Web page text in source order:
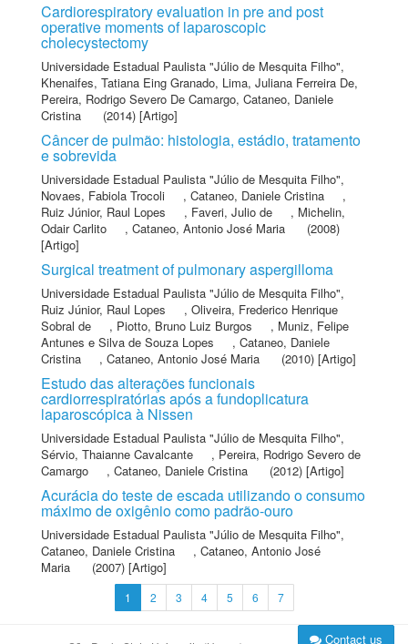
Cardiorespiratory evaluation in pre and post
operative moments of laparoscopic
cholecystectomy
Universidade Estadual Paulista "Júlio de Mesquita Filho",
Khenaifes, Tatiana Eing Granado, Lima, Juliana Ferreira De,
Pereira, Rodrigo Severo De Camargo, Cataneo, Daniele
Cristina
(2014) [Artigo]
Câncer de pulmão: histologia, estádio, tratamento
e sobrevida
Universidade Estadual Paulista "Júlio de Mesquita Filho",
Novaes, Fabiola Trocoli
, Cataneo, Daniele Cristina
,
Ruiz Júnior, Raul Lopes
, Faveri, Julio de , Michelin,
Odair Carlito
, Cataneo, Antonio José Maria
(2008)
[Artigo]
Surgical treatment of pulmonary aspergilloma
Universidade Estadual Paulista "Júlio de Mesquita Filho",
Ruiz Júnior, Raul Lopes
, Oliveira, Frederico Henrique
Sobral de
, Piotto, Bruno Luiz Burgos , Muniz, Felipe
Antunes e Silva de Souza Lopes
, Cataneo, Daniele
Cristina
, Cataneo, Antonio José Maria (2010) [Artigo]
Estudo das alterações funcionais
cardiorrespiratórias após a fundoplicatura
laparoscópica à Nissen
Universidade Estadual Paulista "Júlio de Mesquita Filho",
Sérvio, Thaianne Cavalcante
, Pereira, Rodrigo Severo de
Camargo
, Cataneo, Daniele Cristina (2012) [Artigo]
Acurácia do teste de escada utilizando o consumo
máximo de oxigênio como padrão-ouro
Universidade Estadual Paulista "Júlio de Mesquita Filho",
Cataneo, Daniele Cristina
, Cataneo, Antonio José
Maria
(2007) [Artigo]
1 2 3 4 5 6 7
Contact us